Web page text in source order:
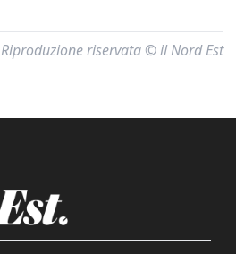
Riproduzione riservata © il Nord Est